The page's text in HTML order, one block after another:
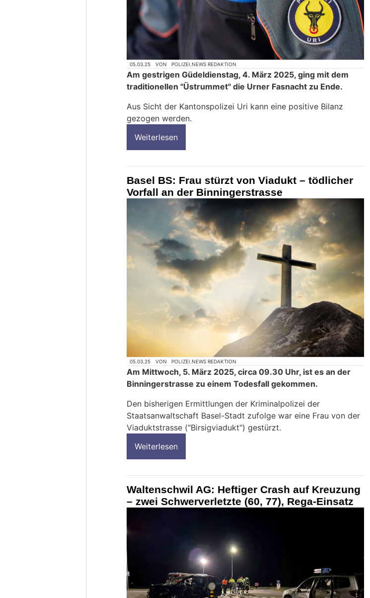
05.03.25 VON POLIZEI.NEWS REDAKTION
Am gestrigen Güdeldienstag, 4. März 2025, ging mit dem
traditionellen "Üstrummet" die Urner Fasnacht zu Ende.
Aus Sicht der Kantonspolizei Uri kann eine positive Bilanz
gezogen werden.
Weiterlesen
Basel BS: Frau stürzt von Viadukt – tödlicher
Vorfall an der Binningerstrasse
05.03.25 VON POLIZEI.NEWS REDAKTION
Am Mittwoch, 5. März 2025, circa 09.30 Uhr, ist es an der
Binningerstrasse zu einem Todesfall gekommen.
Den bisherigen Ermittlungen der Kriminalpolizei der
Staatsanwaltschaft Basel-Stadt zufolge war eine Frau von der
Viaduktstrasse ("Birsigviadukt") gestürzt.
Weiterlesen
Waltenschwil AG: Heftiger Crash auf Kreuzung
– zwei Schwerverletzte (60, 77), Rega-Einsatz